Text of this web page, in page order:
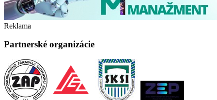
Reklama
Partnerské organizácie